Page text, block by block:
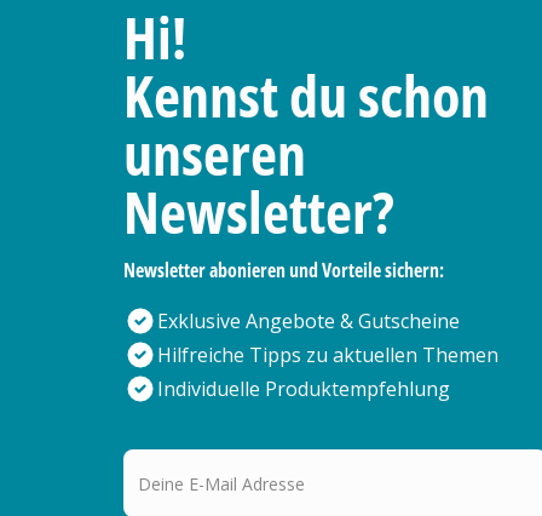
Hi!
Kennst du schon
unseren
Newsletter?
Newsletter abonieren und Vorteile sichern:
Exklusive Angebote & Gutscheine
Hilfreiche Tipps zu aktuellen Themen
Individuelle Produktempfehlung
Deine E-Mail Adresse